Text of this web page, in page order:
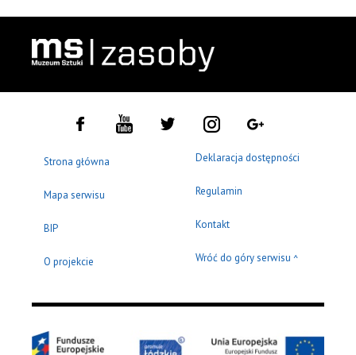
Strona główna
Mapa serwisu
BIP
O projekcie
Deklaracja dostępności
Regulamin
Kontakt
Wróć do góry serwisu ^